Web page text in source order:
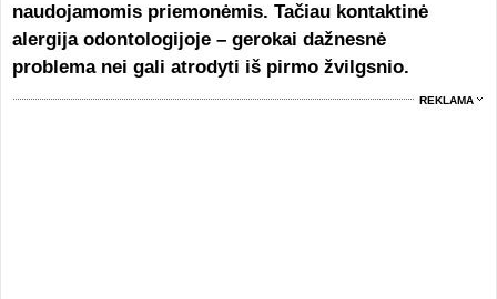
naudojamomis priemonėmis. Tačiau kontaktinė
alergija odontologijoje – gerokai dažnesnė
problema nei gali atrodyti iš pirmo žvilgsnio.
REKLAMA